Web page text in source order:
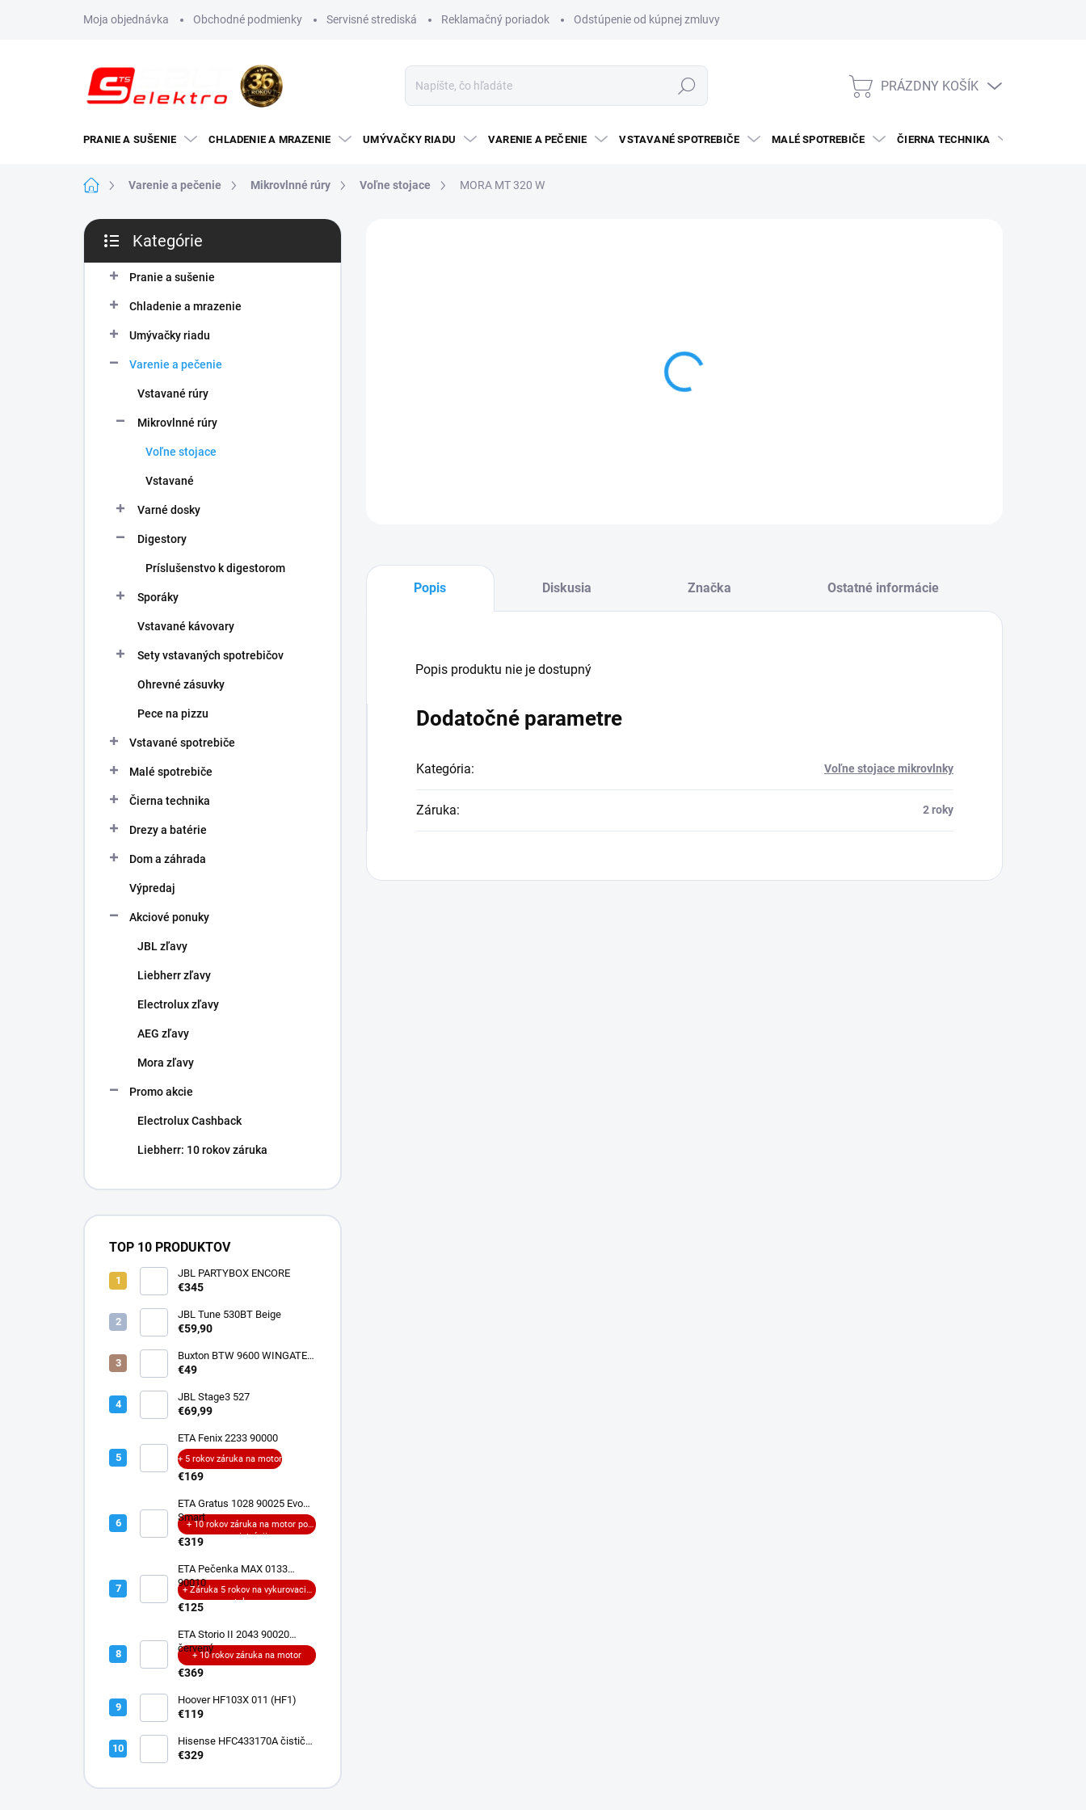
Moja objednávka Obchodné podmienky Servisné strediská Reklamačný poriadok Odstúpenie od kúpnej zmluvy
Hľadať
NÁKUPNÝ
PRÁZDNY KOŠÍK
PRANIE A SUŠENIE CHLADENIE A MRAZENIE UMÝVAČKY RIADU VARENIE A PEČENIE VSTAVANÉ SPOTREBIČE MALÉ SPOTREBIČE ČIERNA TECHNIKA
DomovVarenie a pečenie Mikrovlnné rúry Voľne stojace MORA MT 320 W
B
č
kategórie
Kategórie
Pranie a sušenie
Chladenie a mrazenie
Umývačky riadu
Varenie a pečenie
Vstavané rúry
Mikrovlnné rúry
Voľne stojace
Vstavané
Varné dosky
Digestory
Príslušenstvo k digestorom
Sporáky
Vstavané kávovary
Sety vstavaných spotrebičov
Ohrevné zásuvky
Pece na pizzu
Vstavané spotrebiče
Malé spotrebiče
Čierna technika
Drezy a batérie
Dom a záhrada
Výpredaj
Akciové ponuky
JBL zľavy
Liebherr zľavy
Electrolux zľavy
AEG zľavy
Mora zľavy
Promo akcie
Electrolux Cashback
Liebherr: 10 rokov záruka
TOP 10 PRODUKTOV
JBL PARTYBOX ENCORE
€345
JBL Tune 530BT Beige
€59,90
Buxton BTW 9600 WINGATE
ANC
€49
JBL Stage3 527
€69,99
ETA Fenix 2233 90000
+ 5 rokov záruka na motor
€169
ETA Gratus 1028 90025 Evo
Smart
+ 10 rokov záruka na motor po
registrácii
€319
ETA Pečenka MAX 0133
90010
+ Záruka 5 rokov na vykurovacie
teleso
€125
ETA Storio II 2043 90020
červený
+ 10 rokov záruka na motor
€369
Hoover HF103X 011 (HF1)
€119
Hisense HFC433170A čistič
podláh
€329
Popis Diskusia Značka Ostatné informácie
Popis produktu nie je dostupný
Dodatočné parametre
Kategória: Voľne stojace mikrovlnky
Záruka: 2 roky